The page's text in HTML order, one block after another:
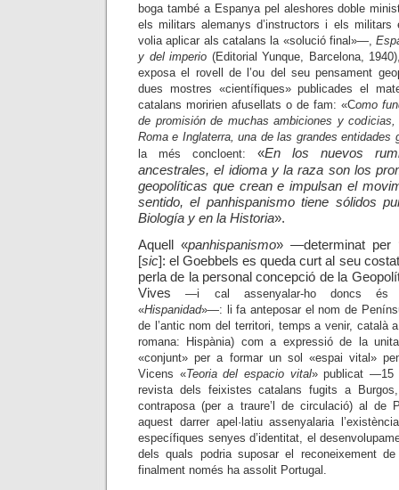
boga també a Espanya pel aleshores doble
els militars alemanys d’instructors i els militars
volia aplicar als catalans la «solució final»—,
y del imperio (Editorial Yunque, Barcelona,
exposa el rovell de l’ou del seu pensament
dues mostres «científiques» publicades el
catalans moririen afusellats o de fam: «Como
de promisión de muchas ambiciones y
Roma e Inglaterra, una de las grandes entidades
la més concloent: «En los nuevos
ancestrales, el idioma y la raza son los
geopolíticas que crean e impulsan el
sentido, el panhispanismo tiene sólidos
Biología y en la Historia».
Aquell «panhispanismo» —determinat per
[sic]: el Goebbels es queda curt al seu costat
perla de la personal concepció de la
Vives
—i cal assenyalar-ho doncs és
«Hispanidad»—: li fa anteposar el nom de
de l’antic nom del territori, temps a venir, català
romana: Hispània) com a expressió de la
«conjunt» per a formar un sol «espai vital»
Vicens «Teoria del espacio vital» publicat—15
revista dels feixistes catalans fugits a
contraposa (per a traure’l de circulació) al de
aquest darrer apel·latiu assenyalaria
específiques senyes d’identitat, el
dels quals podria suposar el reconeixement de
finalment només ha assolit Portugal.